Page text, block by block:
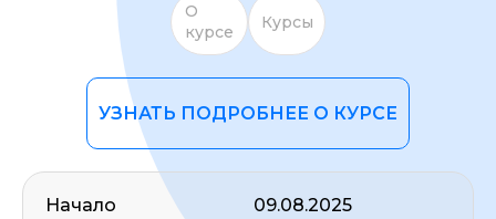
О
курсе
Курсы
УЗНАТЬ ПОДРОБНЕЕ О КУРСЕ
Начало 09.08.2025